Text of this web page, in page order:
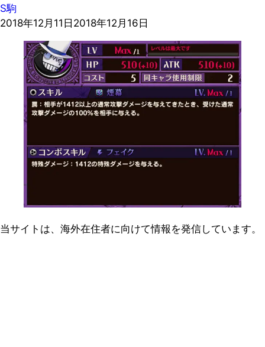
S駒
2018年12月11日 2018年12月16日
当サイトは、海外在住者に向けて情報を発信しています。